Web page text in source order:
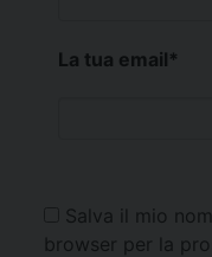
La tua email*
Salva il mio
browser per la